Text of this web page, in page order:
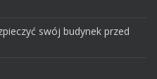
swój budynek przed